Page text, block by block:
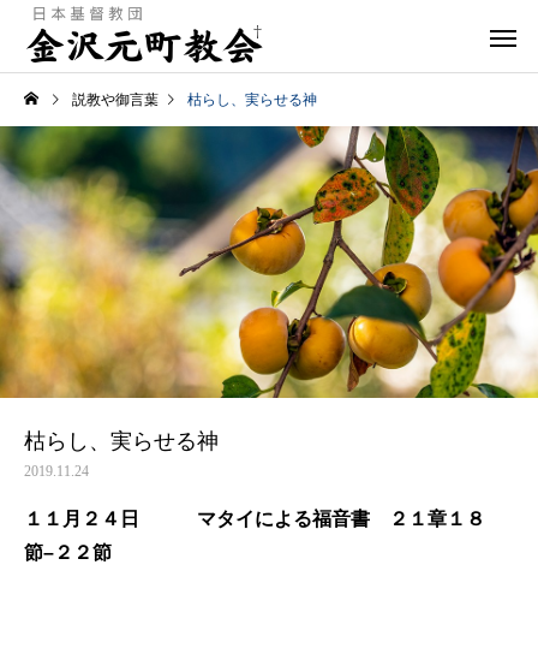
説教や御言葉 枯らし、実らせる神
枯らし、実らせる神
2019.11.24
１１月２４日 マタイによる福音書 ２１章１８
節–２２節